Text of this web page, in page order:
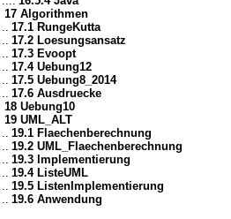
17 Algorithmen
.. 17.1 RungeKutta
.. 17.2 Loesungsansatz
.. 17.3 Evoopt
.. 17.4 Uebung12
.. 17.5 Uebung8_2014
.. 17.6 Ausdruecke
18 Uebung10
19 UML_ALT
.. 19.1 Flaechenberechnung
.. 19.2 UML_Flaechenberechnung
.. 19.3 Implementierung
.. 19.4 ListeUML
.. 19.5 ListenImplementierung
.. 19.6 Anwendung